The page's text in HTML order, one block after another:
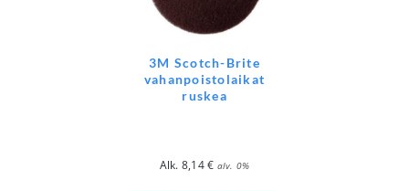
3M Scotch-Brite
vahanpoistolaikat
ruskea
Alk. 8,14€ alv. 0%